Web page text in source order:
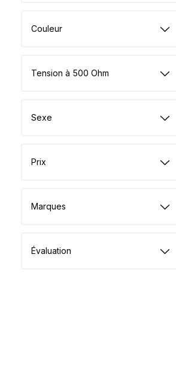
Couleur
Tension à 500 Ohm
Sexe
Prix
Marques
Évaluation